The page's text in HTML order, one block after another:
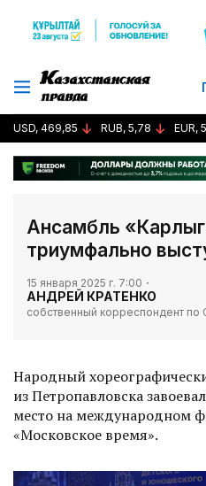
USD, 469,85 RUB, 5,78 EUR,
Ансамбль
триумфально
15 января 2025 г. 7:00
АНДРЕЙ КРАТЕНКО
собственный корреспондент по
Народный
из Петропавловска
место на международном
«Московское время».